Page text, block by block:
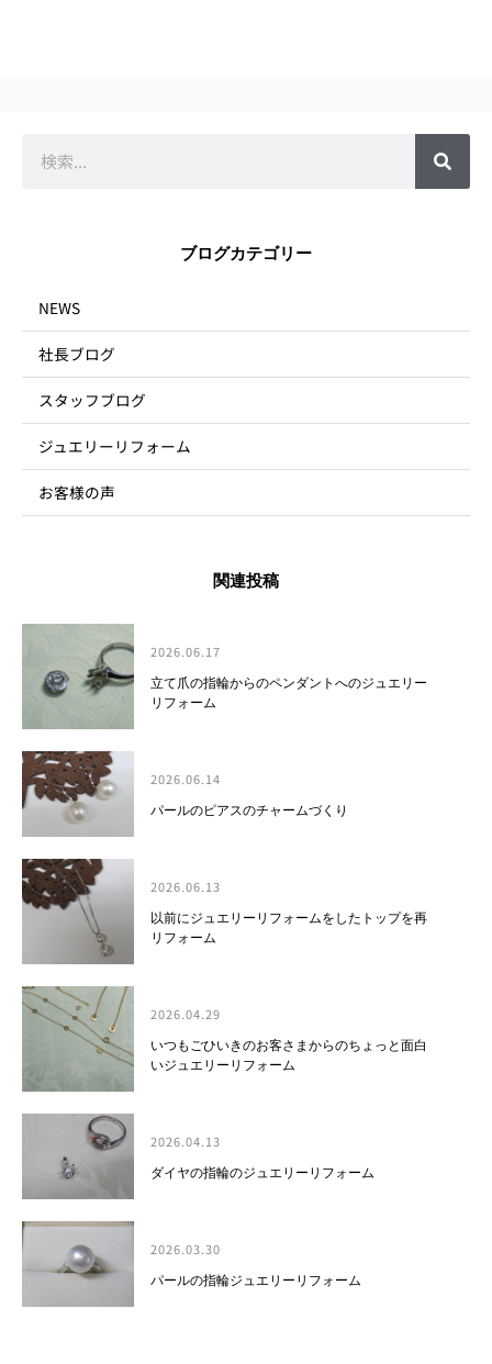
ブログカテゴリー
NEWS
社長ブログ
スタッフブログ
ジュエリーリフォーム
お客様の声
関連投稿
2026.06.17
立て爪の指輪からのペンダントへのジュエリー
リフォーム
2026.06.14
パールのピアスのチャームづくり
2026.06.13
以前にジュエリーリフォームをしたトップを再
リフォーム
2026.04.29
いつもごひいきのお客さまからのちょっと面白
いジュエリーリフォーム
2026.04.13
ダイヤの指輪のジュエリーリフォーム
2026.03.30
パールの指輪ジュエリーリフォーム